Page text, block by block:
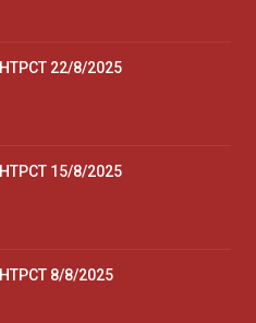
22/8/2025
15/8/2025
8/8/2025